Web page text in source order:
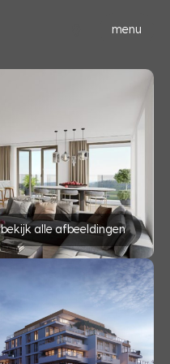
menu
bekijk alle afbeeldingen